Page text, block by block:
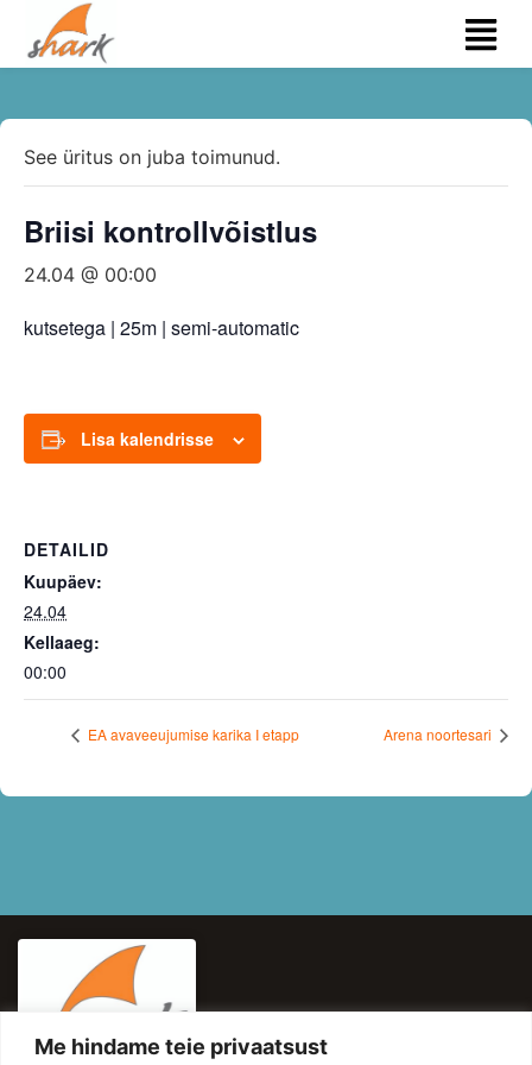
Me hindame teie privaatsust
See üritus on juba toimunud.
Briisi kontrollvõistlus
24.04 @ 00:00
kutsetega | 25m | semi-automatic
Lisa kalendrisse
DETAILID
Kuupäev:
24.04
Kellaaeg:
00:00
EA avaveeujumise karika I etapp Arena noortesari